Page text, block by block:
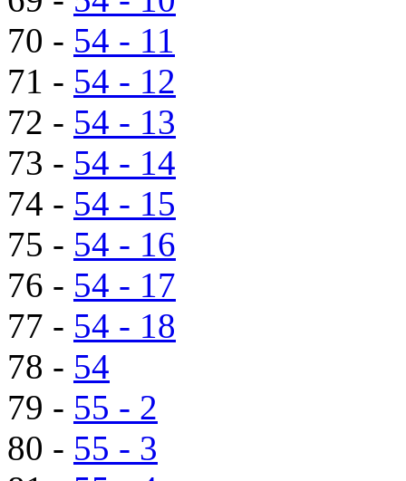
70 - 54 - 11
71 - 54 - 12
72 - 54 - 13
73 - 54 - 14
74 - 54 - 15
75 - 54 - 16
76 - 54 - 17
77 - 54 - 18
78 - 54
79 - 55 - 2
80 - 55 - 3